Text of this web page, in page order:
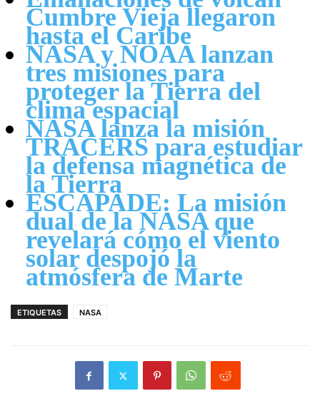
Cumbre Vieja llegaron
hasta el Caribe
NASA y NOAA lanzan
tres misiones para
proteger la Tierra del
clima espacial
NASA lanza la misión
TRACERS para estudiar
la defensa magnética de
la Tierra
ESCAPADE: La misión
dual de la NASA que
revelará cómo el viento
solar despojó la
atmósfera de Marte
ETIQUETAS NASA